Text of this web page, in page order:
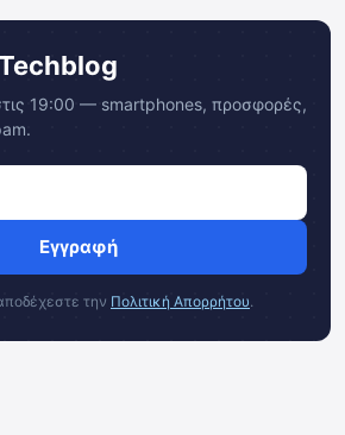
19:00 — smartphones, προσφορές,
Εγγραφή
την Πολιτική Απορρήτου.